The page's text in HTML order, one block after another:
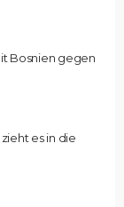
Bosnien gegen
es in die